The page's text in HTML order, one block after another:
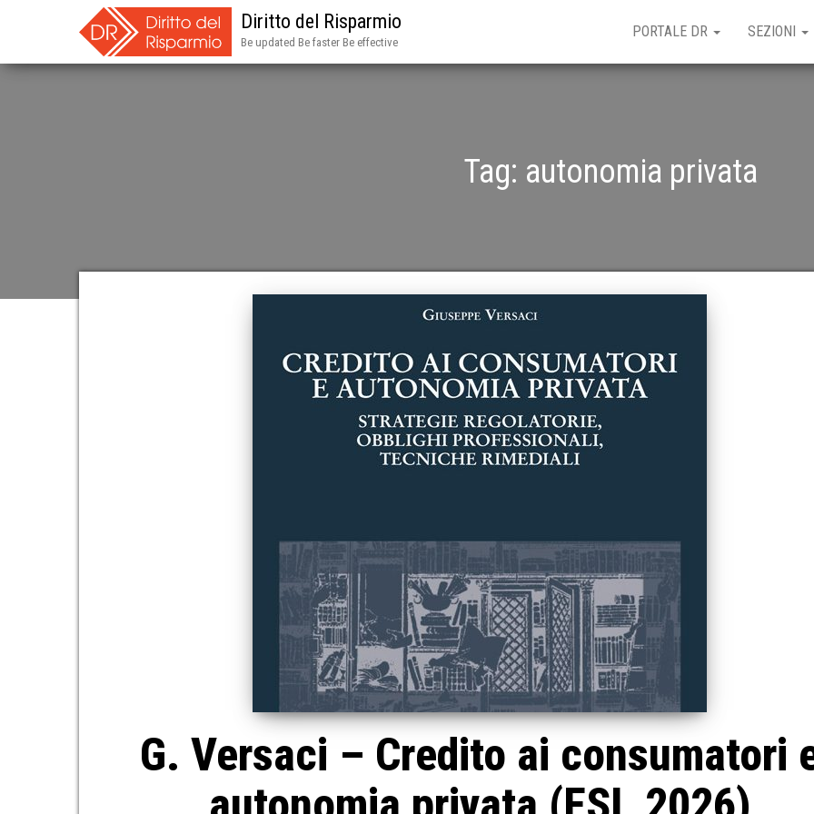
Diritto del Risparmio
Be updated Be faster Be effective
PORTALE DR SEZIONI
Tag: autonomia privata
G. Versaci – Credito ai consumatori